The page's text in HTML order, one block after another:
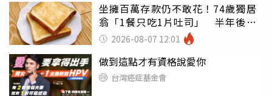
坐擁百萬存款仍不敢花！74歲獨居
翁「1餐只吃1片吐司」 半年後暴
瘦嚇壞女兒
2026-08-07 12:01
做到這點才有資格說愛你
台灣癌症基金會